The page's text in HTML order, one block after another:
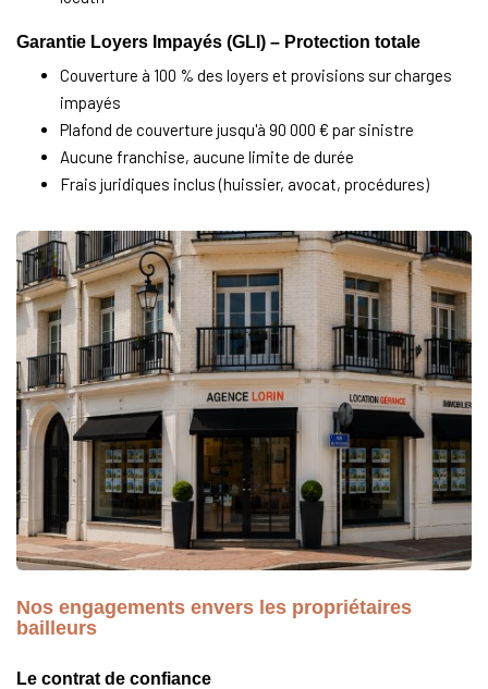
Garantie Loyers Impayés (GLI) – Protection totale
Couverture à 100 % des loyers et provisions sur charges
impayés
Plafond de couverture jusqu'à 90 000 € par sinistre
Aucune franchise, aucune limite de durée
Frais juridiques inclus (huissier, avocat, procédures)
Nos engagements envers les propriétaires
bailleurs
Le contrat de confiance